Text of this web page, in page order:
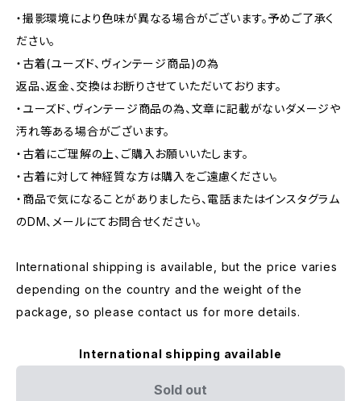
・撮影環境により色味が異なる場合がございます。予めご了承く
ださい。
・古着(ユーズド、ヴィンテージ商品)の為
返品、返金、交換はお断りさせていただいております。
・ユーズド、ヴィンテージ商品の為、文章に記載がないダメージや
汚れ等ある場合がございます。
・古着にご理解の上、ご購入お願いいたします。
・古着に対して神経質な方は購入をご遠慮ください。
・商品で気になることがありましたら、電話またはインスタグラム
のDM、メールにてお問合せください。
International shipping is available, but the price varies
depending on the country and the weight of the
package, so please contact us for more details.
International shipping available
Sold out